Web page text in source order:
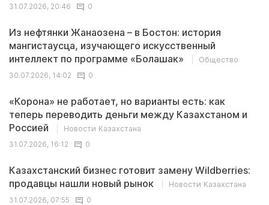
31.07.2026, 20:46
0
Из нефтянки Жанаозена – в Бостон: история
мангистаусца, изучающего искусственный
интеллект по программе «Болашак»
Общество
30.07.2026, 14:02
0
«Корона» не работает, но варианты есть: как
теперь переводить деньги между Казахстаном и
Россией
Новости Казахстана
31.07.2026, 16:12
0
Казахстанский бизнес готовит замену Wildberries:
продавцы нашли новый рынок
Новости Казахстана
31.07.2026, 07:55
0